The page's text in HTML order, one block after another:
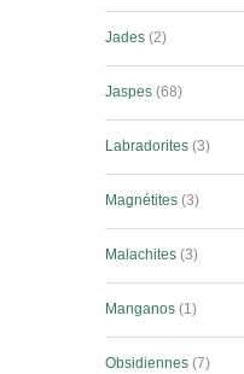
Jades 2
Jaspes 68
Labradorites 3
Magnétites 3
Malachites 3
Manganos 1
Obsidiennes 7